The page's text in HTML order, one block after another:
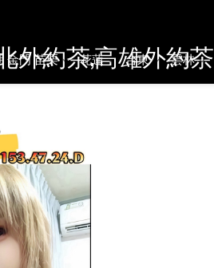
外約茶,高雄外約茶
金門 苗栗 花蓮 台東 雲林